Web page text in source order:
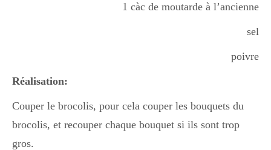
Tuto
1 càc de moutarde à l’ancienne
sel
poivre
Réalisation:
Couper le brocolis, pour cela couper les bouquets du
brocolis, et recouper chaque bouquet si ils sont trop
gros.